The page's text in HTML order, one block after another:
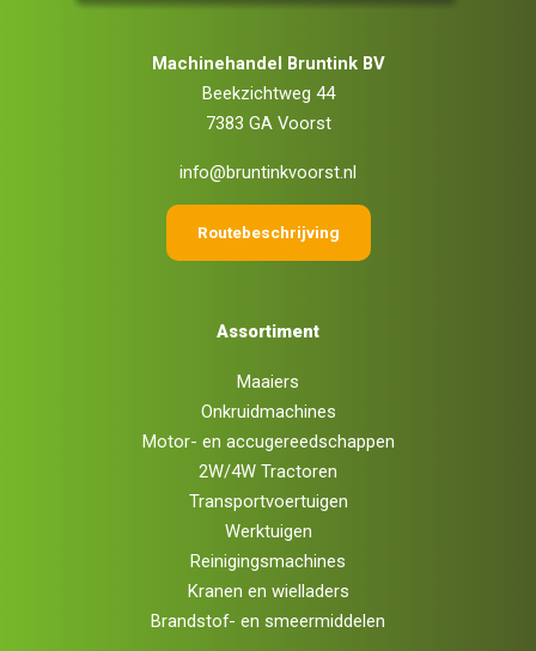
Machinehandel Bruntink BV
Beekzichtweg 44
7383 GA Voorst
info@bruntinkvoorst.nl
Routebeschrijving
Assortiment
Maaiers
Onkruidmachines
Motor- en accugereedschappen
2W/4W Tractoren
Transportvoertuigen
Werktuigen
Reinigingsmachines
Kranen en wielladers
Brandstof- en smeermiddelen